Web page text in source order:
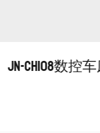
JN-CH108数控车床